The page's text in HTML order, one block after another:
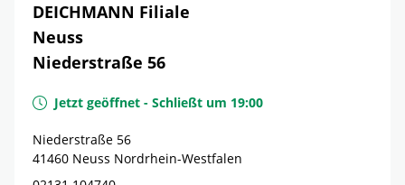
DEICHMANN Filiale
Neuss
Niederstraße 56
Jetzt geöffnet - Schließt um 19:00
Niederstraße 56
41460 Neuss Nordrhein-Westfalen